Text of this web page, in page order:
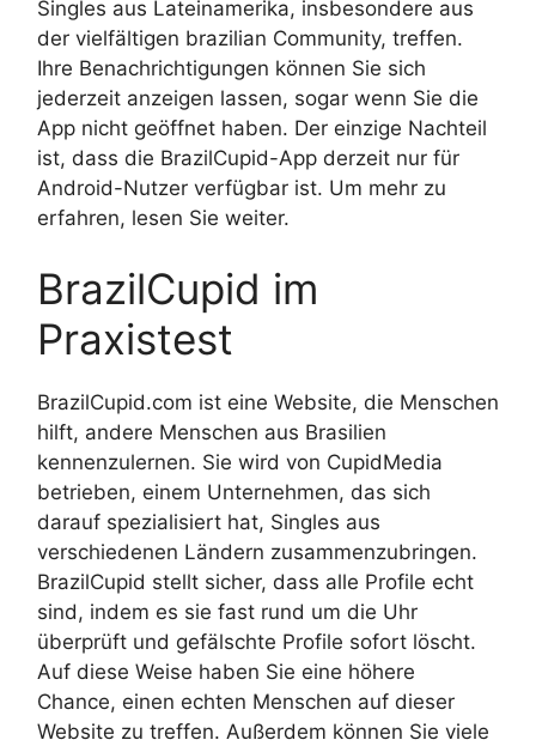
Singles aus Lateinamerika, insbesondere aus
der vielfältigen brazilian Community, treffen.
Ihre Benachrichtigungen können Sie sich
jederzeit anzeigen lassen, sogar wenn Sie die
App nicht geöffnet haben. Der einzige Nachteil
ist, dass die BrazilCupid-App derzeit nur für
Android-Nutzer verfügbar ist. Um mehr zu
erfahren, lesen Sie weiter.
BrazilCupid im
Praxistest
BrazilCupid.com ist eine Website, die Menschen
hilft, andere Menschen aus Brasilien
kennenzulernen. Sie wird von CupidMedia
betrieben, einem Unternehmen, das sich
darauf spezialisiert hat, Singles aus
verschiedenen Ländern zusammenzubringen.
BrazilCupid stellt sicher, dass alle Profile echt
sind, indem es sie fast rund um die Uhr
überprüft und gefälschte Profile sofort löscht.
Auf diese Weise haben Sie eine höhere
Chance, einen echten Menschen auf dieser
Website zu treffen. Außerdem können Sie viele